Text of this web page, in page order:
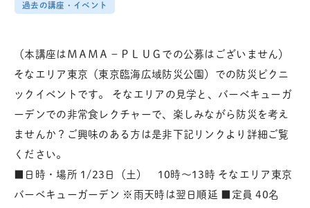
過去の講座・イベント
（本講座はＭＡＭＡ－ＰＬＵＧでの公募はございません）
そなエリア東京（東京臨海広域防災公園）での防災ピクニ
ックイベントです。 そなエリアの見学と、バーベキューガ
ーデンでの非常食レクチャーで、楽しみながら防災を考え
ませんか？ご興味のある方は是非下記リンクより詳細ご覧
ください。
■日時・場所 1/23日（土） 10時～13時 そなエリア東京
バーべキューガーデン ※雨天時は翌日順延 ■定員 40名